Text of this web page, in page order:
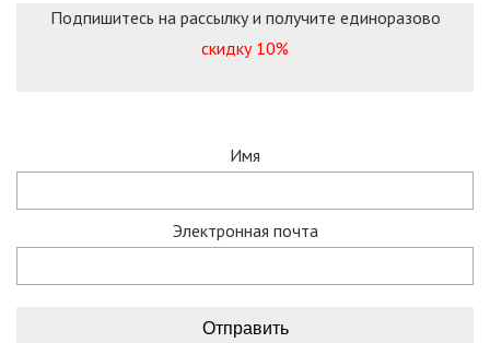
Подпишитесь на рассылку и получите единоразово
скидку 10%
Имя
Электронная почта